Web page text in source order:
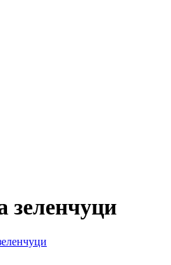
зеленчуци